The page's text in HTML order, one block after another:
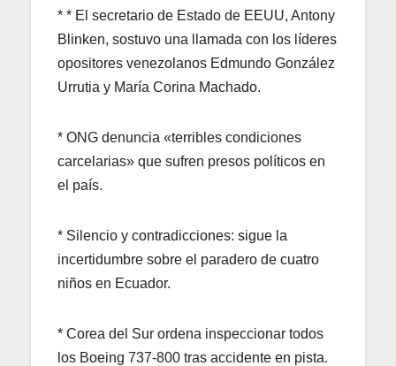
* * El secretario de Estado de EEUU, Antony
Blinken, sostuvo una llamada con los líderes
opositores venezolanos Edmundo González
Urrutia y María Corina Machado.
* ONG denuncia «terribles condiciones
carcelarias» que sufren presos políticos en
el país.
* Silencio y contradicciones: sigue la
incertidumbre sobre el paradero de cuatro
niños en Ecuador.
* Corea del Sur ordena inspeccionar todos
los Boeing 737-800 tras accidente en pista.